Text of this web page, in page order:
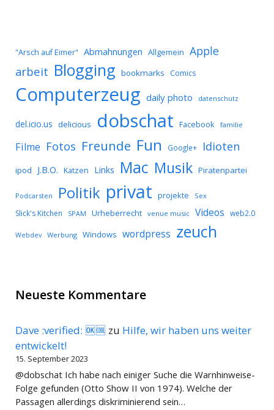
"Arsch auf Eimer" Abmahnungen Allgemein Apple
arbeit Blogging bookmarks Comics
Computerzeug daily photo datenschutz
del.icio.us delicious dobschat Facebook familie
Filme Fotos Freunde Fun Google+ Idioten
ipod J.B.O. Katzen Links Mac Musik Piratenpartei
Podcarsten Politik privat projekte Sex
Slick's Kitchen SPAM Urheberrecht venue music Videos web2.0
Webdev Werbung Windows wordpress zeuch
Neueste Kommentare
Dave :verified: 🆗🆒 zu Hilfe, wir haben uns weiter
entwickelt!
15. September 2023
@dobschat Ich habe nach einiger Suche die Warnhinweise-
Folge gefunden (Otto Show II von 1974). Welche der
Passagen allerdings diskriminierend sein…